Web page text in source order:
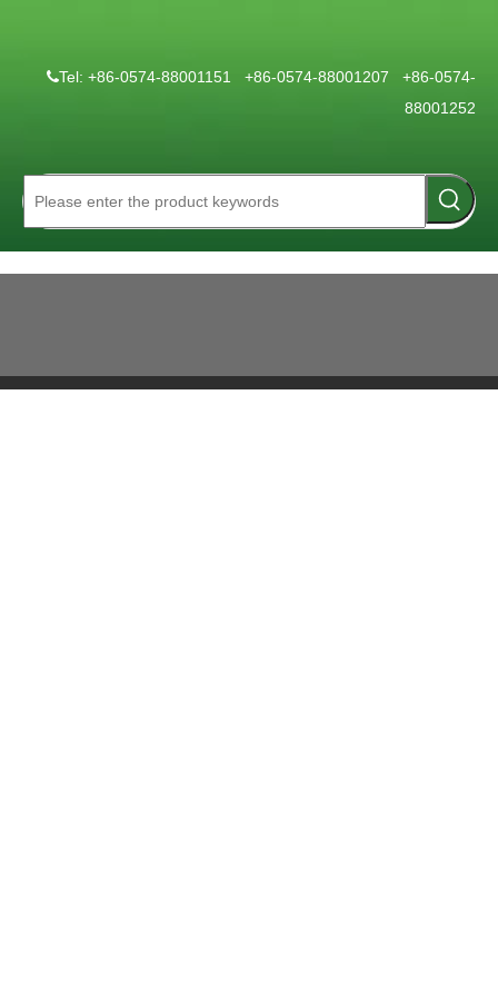
Tel: +86-0574-88001151 +86-0574-88001207 +86-0574-
88001252